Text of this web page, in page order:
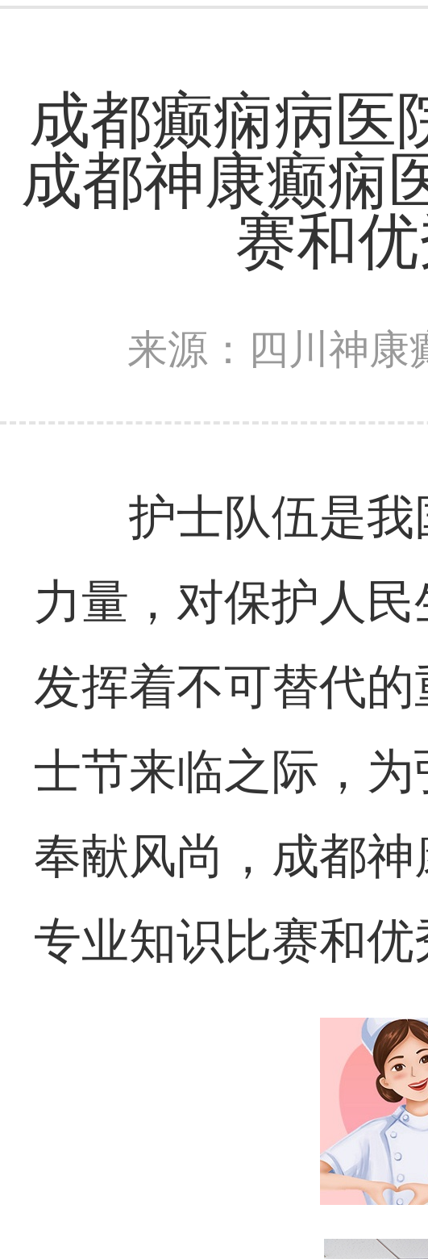
成都癫痫病医
成都神康癫痫
赛和
来源：四川神康
护士队伍是
力量，对保护人
发挥着不可替代
士节来临之际，
奉献风尚，成都
专业知识比赛和优